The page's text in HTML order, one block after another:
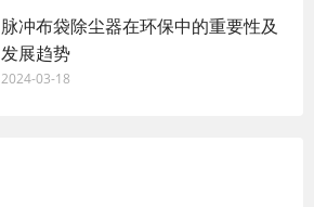
脉冲布袋除尘器在环保中的重要性及
发展趋势
2024-03-18